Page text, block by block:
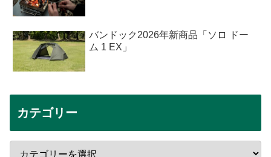
バンドック2026年新商品「ソロ ドー
ム 1 EX」
カテゴリー